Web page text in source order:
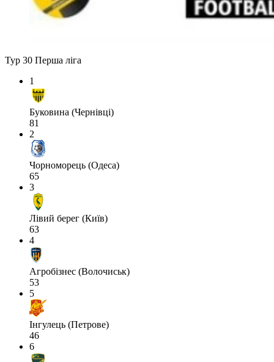
Тур 30 Перша ліга
1
Буковина (Чернівці)
81
2
Чорноморець (Одеса)
65
3
Лівий берег (Київ)
63
4
Агробізнес (Волочиськ)
53
5
Інгулець (Петрове)
46
6